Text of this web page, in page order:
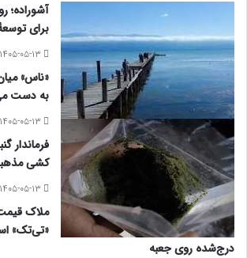
آشوراده؛
برای
۱۴۰۵-۰۵-۱۳
«ناس»
به دست
۱۴۰۵-۰۵-۱۳
فرماندار
کشی
۱۴۰۵-۰۵-۱۳
ملاک
«تی‌تک»
درج‌شده روی جعبه